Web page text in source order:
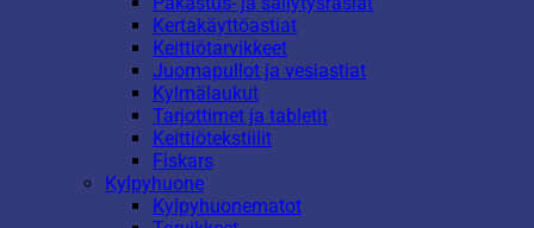
Kertakäyttöastiat
Keittiötarvikkeet
Juomapullot ja vesiastiat
Kylmälaukut
Tarjottimet ja tabletit
Keittiötekstiilit
Fiskars
Kylpyhuone
Kylpyhuonematot